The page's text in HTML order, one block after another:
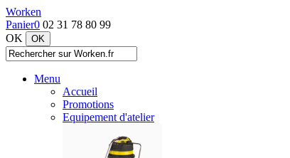
Worken
Panier0 02 31 78 80 99
OK
Menu
Accueil
Promotions
Equipement d'atelier